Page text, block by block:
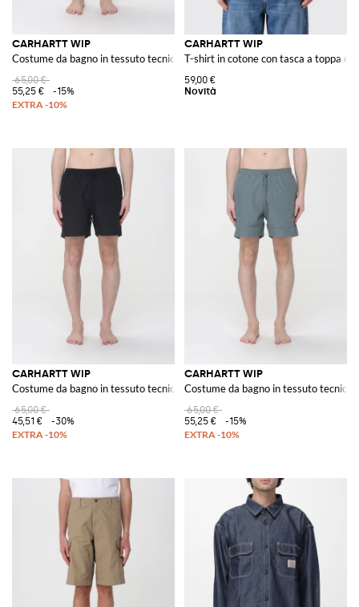
CARHARTT WIP
Costume da bagno in tessuto tecnico
65,00 €
55,25 €
-15%
CARHARTT WIP
T-shirt in cotone con tasca a toppa e
59,00 €
CARHARTT WIP
Costume da bagno in tessuto tecnico
65,00 €
45,51 €
-30%
CARHARTT WIP
Costume da bagno in tessuto tecnico
65,00 €
55,25 €
-15%